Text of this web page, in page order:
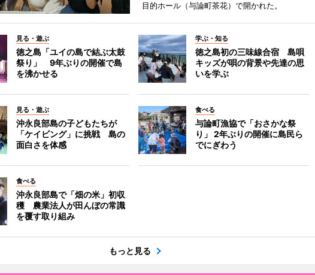
目的ホール（与論町茶花）で開かれた。
見る・遊ぶ
徳之島「ユイの島で結ぶ太鼓
祭り」 9年ぶりの開催で島
を沸かせる
学ぶ・知る
徳之島初の三味線合宿 島唄
キッズが唄の背景や先達の思
いを学ぶ
見る・遊ぶ
沖永良部島の子どもたちが
「ケイビング」に挑戦 島の
面白さを体感
食べる
与論町漁協で「おさかな祭
り」 2年ぶりの開催に島民ら
でにぎわう
食べる
沖永良部島で「畑の米」初収
穫 農業法人が田んぼの常識
を覆す取り組み
もっと見る